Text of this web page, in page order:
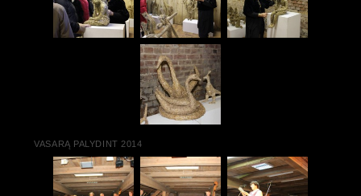
VASARĄ PALYDINT 2014